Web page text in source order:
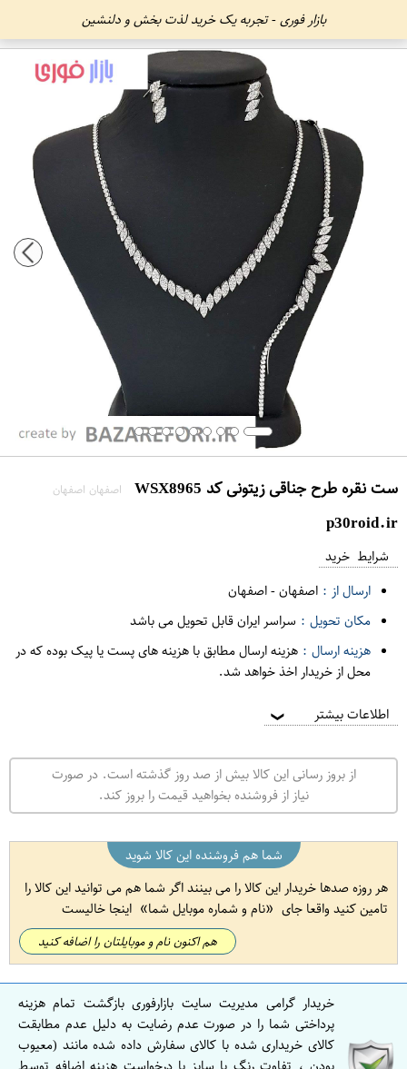
بازار فوری - تجربه یک خرید لذت بخش و دلنشین
ست نقره طرح جناقی زیتونی کد WSX8965 اصفهان اصفهان
p30roid.ir
شرایط خرید
ارسال از : اصفهان-اصفهان
مکان تحویل : سراسر ایران قابل تحویل می باشد
هزینه ارسال : هزینه ارسال مطابق با هزینه های پست یا پیک بوده که در
محل از خریدار اخذ خواهد شد.
اطلاعات بیشتر ❯
از بروز رسانی این کالا بیش از صد روز گذشته است. در صورت
نیاز از فروشنده بخواهید قیمت را بروز کند.
شما هم فروشنده این کالا شوید
هر روزه صدها خریدار این کالا را می بینند اگر شما هم می توانید این کالا را
تامین کنید واقعا جای
نام و شماره موبایل شما اینجا خالیست
هم اکنون نام و موبایلتان را اضافه کنید
خریدار گرامی مدیریت سایت بازارفوری بازگشت تمام هزینه
پرداختی شما را در صورت عدم رضایت به دلیل عدم مطابقت
کالای خریداری شده با کالای سفارش داده شده مانند (معیوب